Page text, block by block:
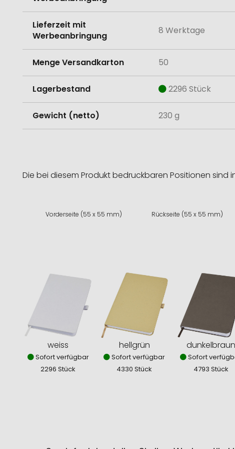
Lieferzeit mit
Werbeanbringung
8 Werktage
Menge Versandkarton 50
Lagerbestand 2296 Stück
Gewicht (netto) 230 g
Die bei diesem Produkt bedruckbaren Positionen sind
Vorderseite (55 x 55 mm) Rückseite (55 x 55 mm)
weiss
Sofort verfügbar
2296 Stück
hellgrün
Sofort verfügbar
4330 Stück
dunkelbraun
Sofort
4793 Stück